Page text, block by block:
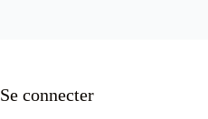
Se connecter